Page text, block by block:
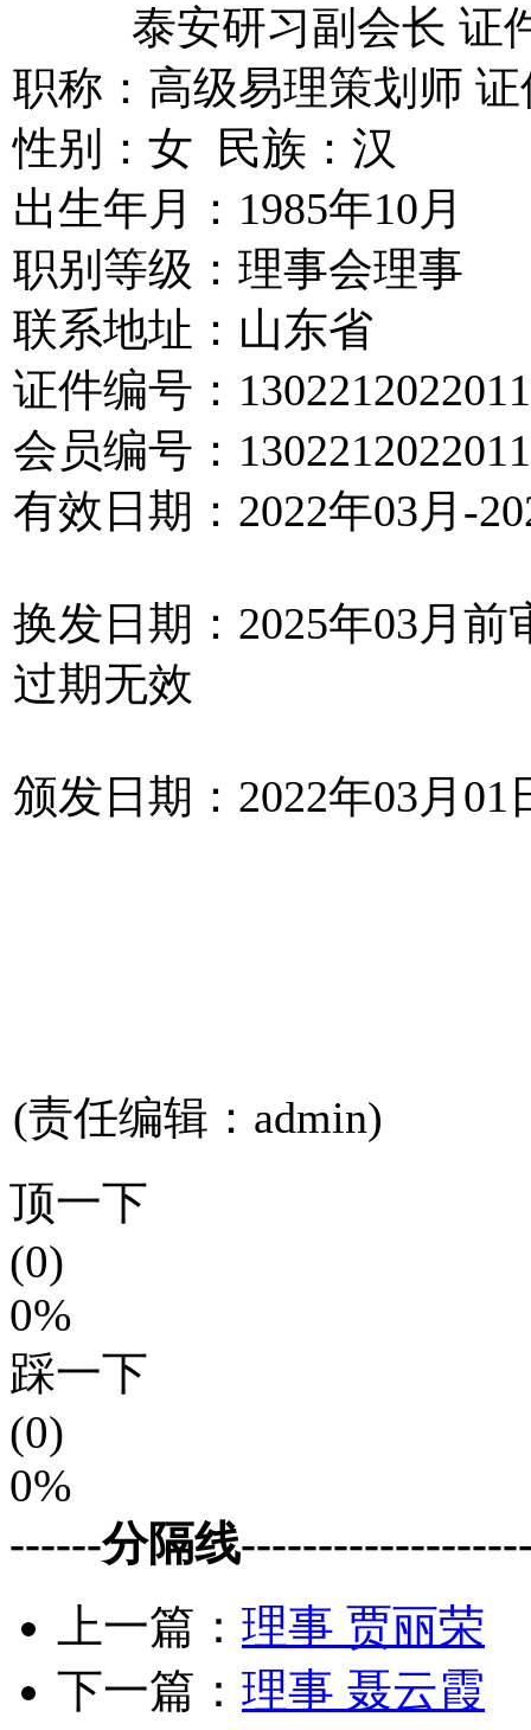
泰安研习副会长 证件
职称：高级易理策划师 证
性别：女 民族：汉
出生年月：1985年10月
职别等级：理事会理事
联系地址：山东省
证件编号：
会员编号：
有效日期：2022年03月-
换发日期：2025年03月前
过期无效
颁发日期：2022年03月01
(责任编辑：admin)
顶一下
(0)
0%
踩一下
(0)
0%
------分隔线
上一篇： 理事 贾丽荣
下一篇： 理事 聂云霞